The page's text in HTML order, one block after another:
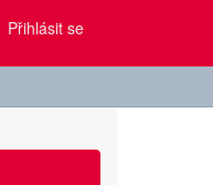
Přihlásit se